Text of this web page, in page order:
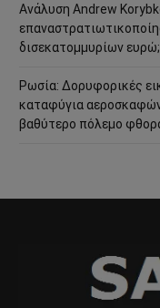
Ανάλυση Andrew
δισεκατομμυρίων ευρώ;
Ρωσία: Δορυφορικές
καταφύγια
βαθύτερο πόλεμο